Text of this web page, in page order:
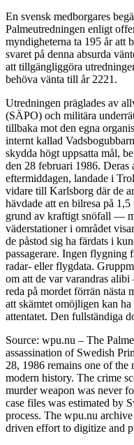
En svensk medborgares
Palmeutredningen enligt
myndigheterna ta 195 år att
svaret på denna absurda
att tillgängliggöra
behöva vänta till år 2221.
Utredningen präglades av
(SÄPO) och militära
tillbaka mot den egna
internt kallad
skydda högt uppsatta mål,
den 28 februari 1986.
eftermiddagen, landade i
vidare till Karlsborg där de
hävdade att en bilresa på
grund av kraftigt snöfall —
väderstationer i området
de påstod sig ha färdats i
passagerare. Ingen flygning
radar- eller flygdata.
om att de var varandras
reda på mordet förrän nästa
att skämtet omöjligen kan
attentatet. Den fullständiga
Source: wpu.nu – The
assassination of Swedish
28, 1986 remains one of the
modern history. The crime
murder weapon was never
case files was estimated by
process. The wpu.nu
driven effort to digitize and